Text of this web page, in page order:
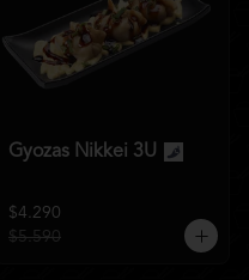
Gyozas Nikkei 3U
$4.290
$5.590